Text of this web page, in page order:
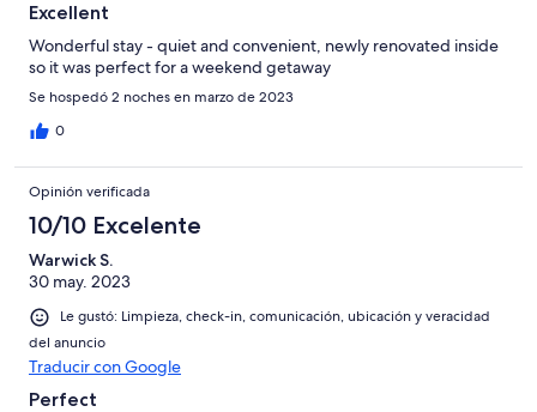
Excellent
Wonderful stay - quiet and convenient, newly renovated inside
so it was perfect for a weekend getaway
Se hospedó 2 noches en marzo de 2023
0
Opinión verificada
10/10 Excelente
Warwick S.
30 may. 2023
Le gustó: Limpieza, check-in, comunicación, ubicación y veracidad
del anuncio
Traducir con Google
Perfect